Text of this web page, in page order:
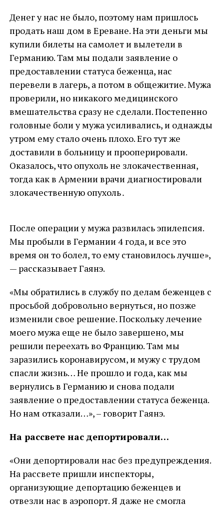
Денег у нас не было, поэтому нам пришлось
продать наш дом в Ереване. На эти деньги мы
купили билеты на самолет и вылетели в
Германию. Там мы подали заявление о
предоставлении статуса беженца, нас
перевели в лагерь, а потом в общежитие. Мужа
проверили, но никакого медицинского
вмешательства сразу не сделали. Постепенно
головные боли у мужа усиливались, и однажды
утром ему стало очень плохо. Его тут же
доставили в больницу и прооперировали.
Оказалось, что опухоль не злокачественная,
тогда как в Армении врачи диагностировали
злокачественную опухоль․
После операции у мужа развилась эпилепсия.
Мы пробыли в Германии 4 года, и все это
время он то болел, то ему становилось лучше»,
— рассказывает Гаянэ.
«Мы обратились в службу по делам беженцев с
просьбой добровольно вернуться, но позже
изменили свое решение. Поскольку лечение
моего мужа еще не было завершено, мы
решили переехать во Францию. Там мы
заразились коронавирусом, и мужу с трудом
спасли жизнь… Не прошло и года, как мы
вернулись в Германию и снова подали
заявление о предоставлении статуса беженца.
Но нам отказали…», – говорит Гаянэ.
На рассвете нас депортировали…
«Они депортировали нас без предупреждения.
На рассвете пришли инспекторы,
организующие депортацию беженцев и
отвезли нас в аэропорт. Я даже не смогла